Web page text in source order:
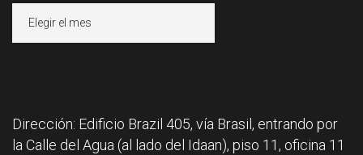
Dirección: Edificio Brazil 405, vía Brasil, entrando por
la Calle del Agua (al lado del Idaan), piso 11, oficina 11